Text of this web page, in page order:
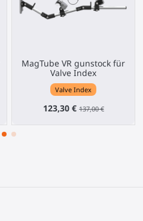
MagTube VR gunstock für
Valve Index
Valve Index
123,30 € 137,00 €